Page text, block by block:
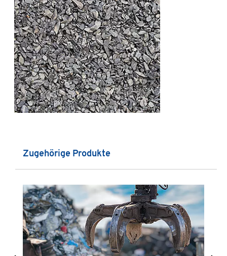
Produktgalerie überspringen
Zugehörige Produkte